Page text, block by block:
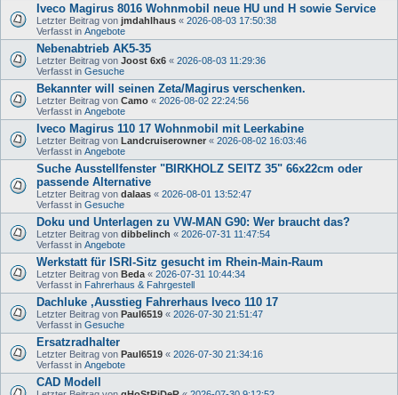
Iveco Magirus 8016 Wohnmobil neue HU und H sowie Service
Letzter Beitrag von jmdahlhaus « 2026-08-03 17:50:38
Verfasst in Angebote
Nebenabtrieb AK5-35
Letzter Beitrag von Joost 6x6 « 2026-08-03 11:29:36
Verfasst in Gesuche
Bekannter will seinen Zeta/Magirus verschenken.
Letzter Beitrag von Camo « 2026-08-02 22:24:56
Verfasst in Angebote
Iveco Magirus 110 17 Wohnmobil mit Leerkabine
Letzter Beitrag von Landcruiserowner « 2026-08-02 16:03:46
Verfasst in Angebote
Suche Ausstellfenster "BIRKHOLZ SEITZ 35" 66x22cm oder
passende Alternative
Letzter Beitrag von dalaas « 2026-08-01 13:52:47
Verfasst in Gesuche
Doku und Unterlagen zu VW-MAN G90: Wer braucht das?
Letzter Beitrag von dibbelinch « 2026-07-31 11:47:54
Verfasst in Angebote
Werkstatt für ISRI-Sitz gesucht im Rhein-Main-Raum
Letzter Beitrag von Beda « 2026-07-31 10:44:34
Verfasst in Fahrerhaus & Fahrgestell
Dachluke ,Ausstieg Fahrerhaus Iveco 110 17
Letzter Beitrag von Paul6519 « 2026-07-30 21:51:47
Verfasst in Gesuche
Ersatzradhalter
Letzter Beitrag von Paul6519 « 2026-07-30 21:34:16
Verfasst in Angebote
CAD Modell